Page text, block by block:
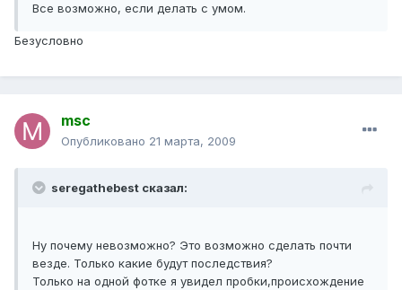
Все возможно, если делать с умом.
Безусловно
msc
Опубликовано 21 марта, 2009
seregathebest сказал:
Ну почему невозможно? Это возможно сделать почти
везде. Только какие будут последствия?
Только на одной фотке я увидел пробки,происхождение